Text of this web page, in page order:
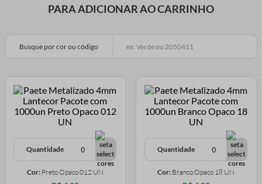
PARA ADICIONAR AO CARRINHO
Busque por cor ou código
Quantidade
Cor: Preto Opaco 012 UN
Quantidade
Cor: Branco Opaco 18 UN